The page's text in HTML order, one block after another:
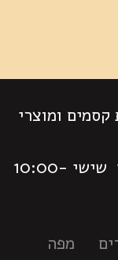
ומוצרי
שעות פתיחה: א-ה 10:00-19:00 שישי 10:00-
מפה